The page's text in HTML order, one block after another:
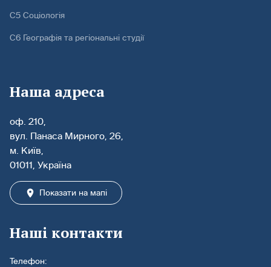
С5 Соціологія
С6 Географія та регіональні студії
Наша адреса
оф. 210,
вул. Панаса Мирного, 26,
м. Київ,
01011, Україна
Показати на мапі
Наші контакти
Телефон: